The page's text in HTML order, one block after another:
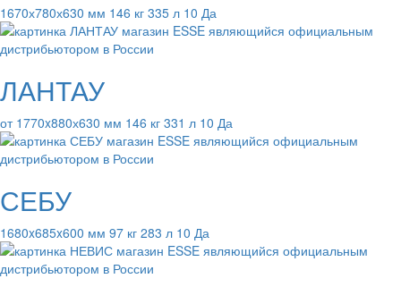
1670х780х630 мм 146 кг 335 л 10 Да
ЛАНТАУ
от 1770x880х630 мм 146 кг 331 л 10 Да
СЕБУ
1680x685x600 мм 97 кг 283 л 10 Да